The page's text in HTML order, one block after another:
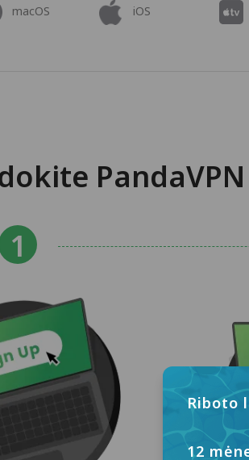
macOS iOS
Riboto
12